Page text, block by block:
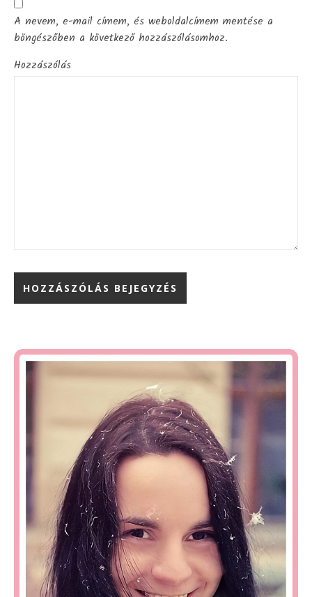
A nevem, e-mail címem, és weboldalcímem mentése a
böngészőben a következő hozzászólásomhoz.
Hozzászólás